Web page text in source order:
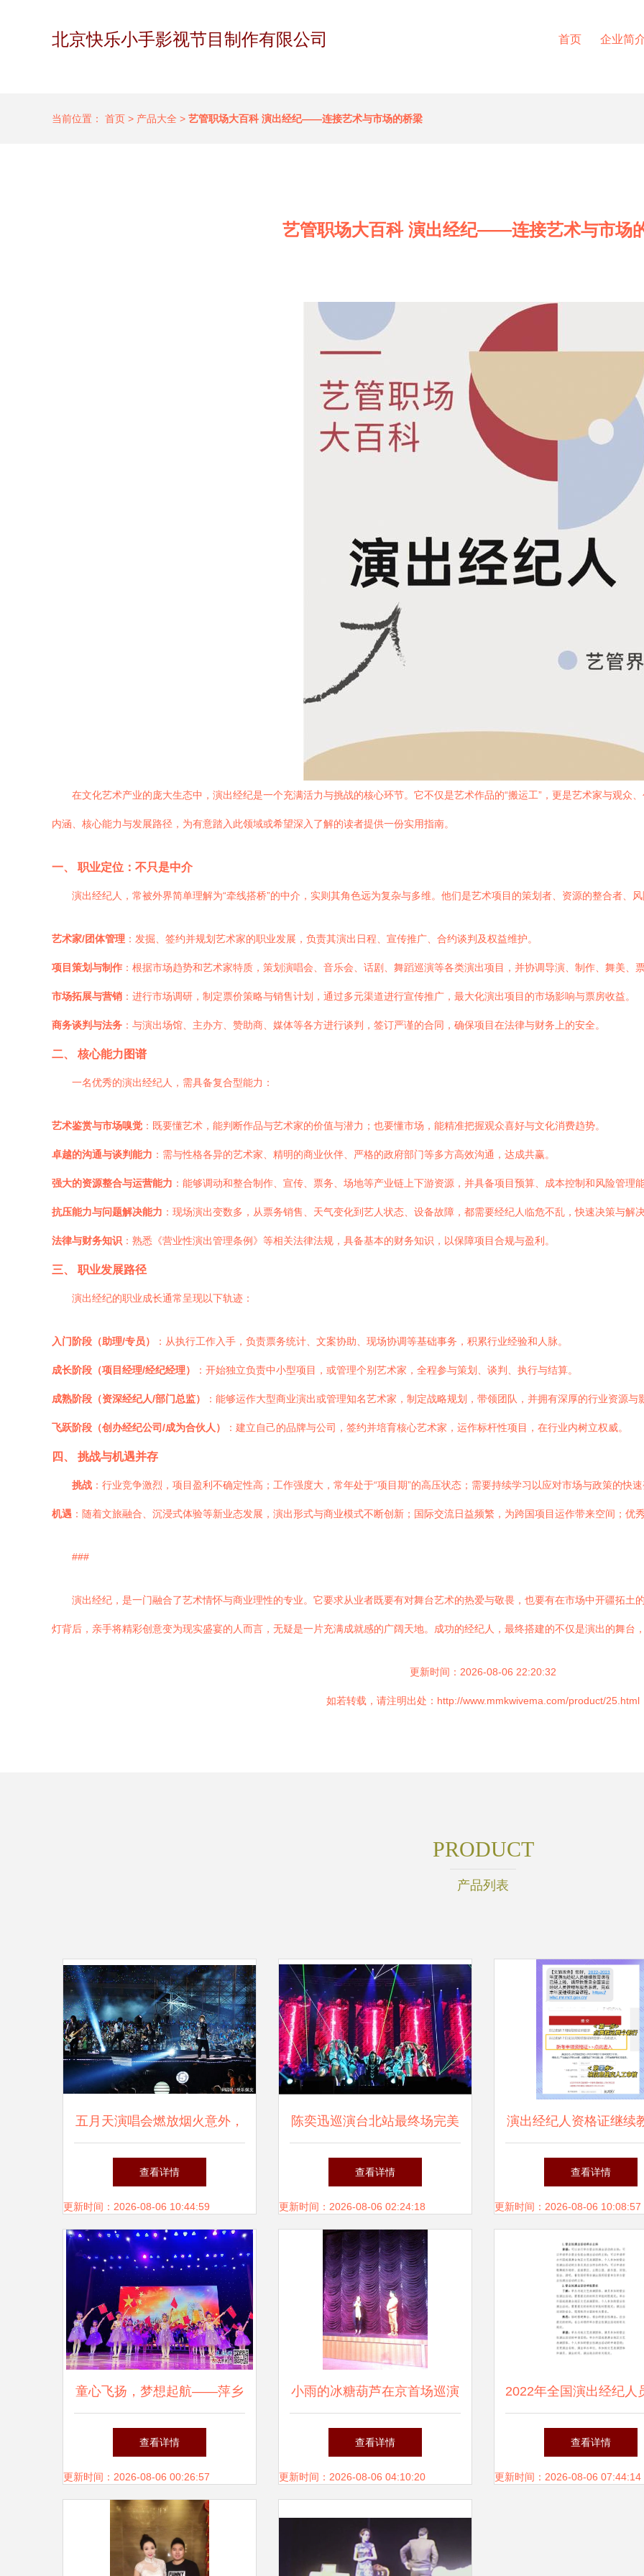
北京快乐小手影视节目制作有限公司 首页 企业简
当前位置： 首页 > 产品大全 > 艺管职场大百科 演出经纪——连接艺术与市场的桥梁
艺管职场大百科 演出经纪——连接艺术与市场
在文化艺术产业的庞大生态中，演出经纪是一个充满活力与挑战的核心环节。它不仅是艺术作品的“搬运工”，更是艺术家与观众
内涵、核心能力与发展路径，为有意踏入此领域或希望深入了解的读者提供一份实用指南。
一、 职业定位：不只是中介
演出经纪人，常被外界简单理解为“牵线搭桥”的中介，实则其角色远为复杂与多维。他们是艺术项目的策划者、资源的整合者、
艺术家/团体管理 ：发掘、签约并规划艺术家的职业发展，负责其演出日程、宣传推广、合约谈判及权益维护。
项目策划与制作 ：根据市场趋势和艺术家特质，策划演唱会、音乐会、话剧、舞蹈巡演等各类演出项目，并协调导演、制作、舞美、
市场拓展与营销 ：进行市场调研，制定票价策略与销售计划，通过多元渠道进行宣传推广，最大化演出项目的市场影响与票房收益。
商务谈判与法务 ：与演出场馆、主办方、赞助商、媒体等各方进行谈判，签订严谨的合同，确保项目在法律与财务上的安全。
二、 核心能力图谱
一名优秀的演出经纪人，需具备复合型能力：
艺术鉴赏与市场嗅觉 ：既要懂艺术，能判断作品与艺术家的价值与潜力；也要懂市场，能精准把握观众喜好与文化消费趋势。
卓越的沟通与谈判能力 ：需与性格各异的艺术家、精明的商业伙伴、严格的政府部门等多方高效沟通，达成共赢。
强大的资源整合与运营能力 ：能够调动和整合制作、宣传、票务、场地等产业链上下游资源，并具备项目预算、成本控制和风险管理能
抗压能力与问题解决能力 ：现场演出变数多，从票务销售、天气变化到艺人状态、设备故障，都需要经纪人临危不乱，快速决策与解决
法律与财务知识 ：熟悉《营业性演出管理条例》等相关法律法规，具备基本的财务知识，以保障项目合规与盈利。
三、 职业发展路径
演出经纪的职业成长通常呈现以下轨迹：
入门阶段（助理/专员） ：从执行工作入手，负责票务统计、文案协助、现场协调等基础事务，积累行业经验和人脉。
成长阶段（项目经理/经纪经理） ：开始独立负责中小型项目，或管理个别艺术家，全程参与策划、谈判、执行与结算。
成熟阶段（资深经纪人/部门总监） ：能够运作大型商业演出或管理知名艺术家，制定战略规划，带领团队，并拥有深厚的行业资源与
飞跃阶段（创办经纪公司/成为合伙人） ：建立自己的品牌与公司，签约并培育核心艺术家，运作标杆性项目，在行业内树立权威。
四、 挑战与机遇并存
挑战 ：行业竞争激烈，项目盈利不确定性高；工作强度大，常年处于“项目期”的高压状态；需要持续学习以应对市场与政策的快速
机遇 ：随着文旅融合、沉浸式体验等新业态发展，演出形式与商业模式不断创新；国际交流日益频繁，为跨国项目运作带来空间；优
###
演出经纪，是一门融合了艺术情怀与商业理性的专业。它要求从业者既要有对舞台艺术的热爱与敬畏，也要有在市场中开疆拓土
灯背后，亲手将精彩创意变为现实盛宴的人而言，无疑是一片充满成就感的广阔天地。成功的经纪人，最终搭建的不仅是演出的舞台
更新时间：2026-08-06 22:20:32
如若转载，请注明出处：http://www.mmkwivema.com/product/25.html
PRODUCT
产品列表
五月天演唱会燃放烟火意外，
粉丝受伤引发关注
查看详情
更新时间：2026-08-06 10:44:59
陈奕迅巡演台北站最终场完美
落幕 一场视听盛宴的告别
查看详情
更新时间：2026-08-06 02:24:18
演出经纪人资格证继续
攻略
查看详情
更新时间：2026-08-06 10:08:57
童心飞扬，梦想起航——萍乡
经开区硖石小学举行庆“六
一”文艺汇演
查看详情
更新时间：2026-08-06 00:26:57
小雨的冰糖葫芦在京首场巡演
温暖启幕，演绎酸甜人生故事
查看详情
更新时间：2026-08-06 04:10:20
2022年全国演出经纪人
认定考试大纲解析 科目
出市场政策和经纪实务
查看详情
更新时间：2026-08-06 07:44:14